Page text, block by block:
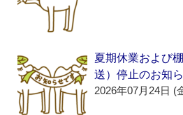
夏期休業および
送）停止のお知
2026年07月24日 (